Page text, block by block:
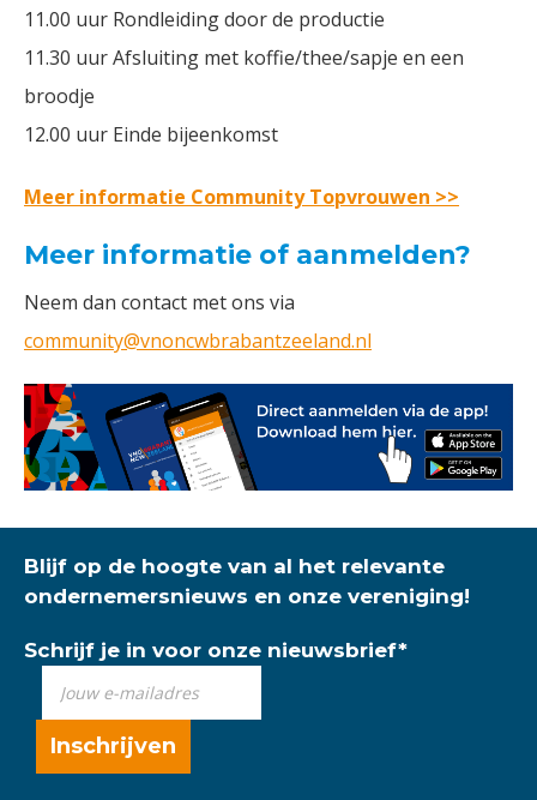
11.00 uur Rondleiding door de productie
11.30 uur Afsluiting met koffie/thee/sapje en een
broodje
12.00 uur Einde bijeenkomst
Meer informatie Community Topvrouwen >>
Meer informatie of aanmelden?
Neem dan contact met ons via
community@vnoncwbrabantzeeland.nl
Blijf op de hoogte van al het relevante
ondernemersnieuws en onze vereniging!
Schrijf je in voor onze nieuwsbrief*